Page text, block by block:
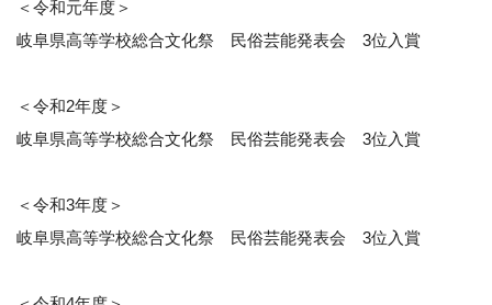
＜令和元年度＞
岐阜県高等学校総合文化祭 民俗芸能発表会 3位入賞
＜令和2年度＞
岐阜県高等学校総合文化祭 民俗芸能発表会 3位入賞
＜令和3年度＞
岐阜県高等学校総合文化祭 民俗芸能発表会 3位入賞